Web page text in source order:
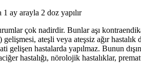
1 ay arayla 2 doz yapılır
çok nadirdir. Bunlar aşı
ateşli veya ateşsiz ağır hastalık
gelişen hastalarda yapılmaz. Bunun
hastalığı, nörolojik hastalıklar,